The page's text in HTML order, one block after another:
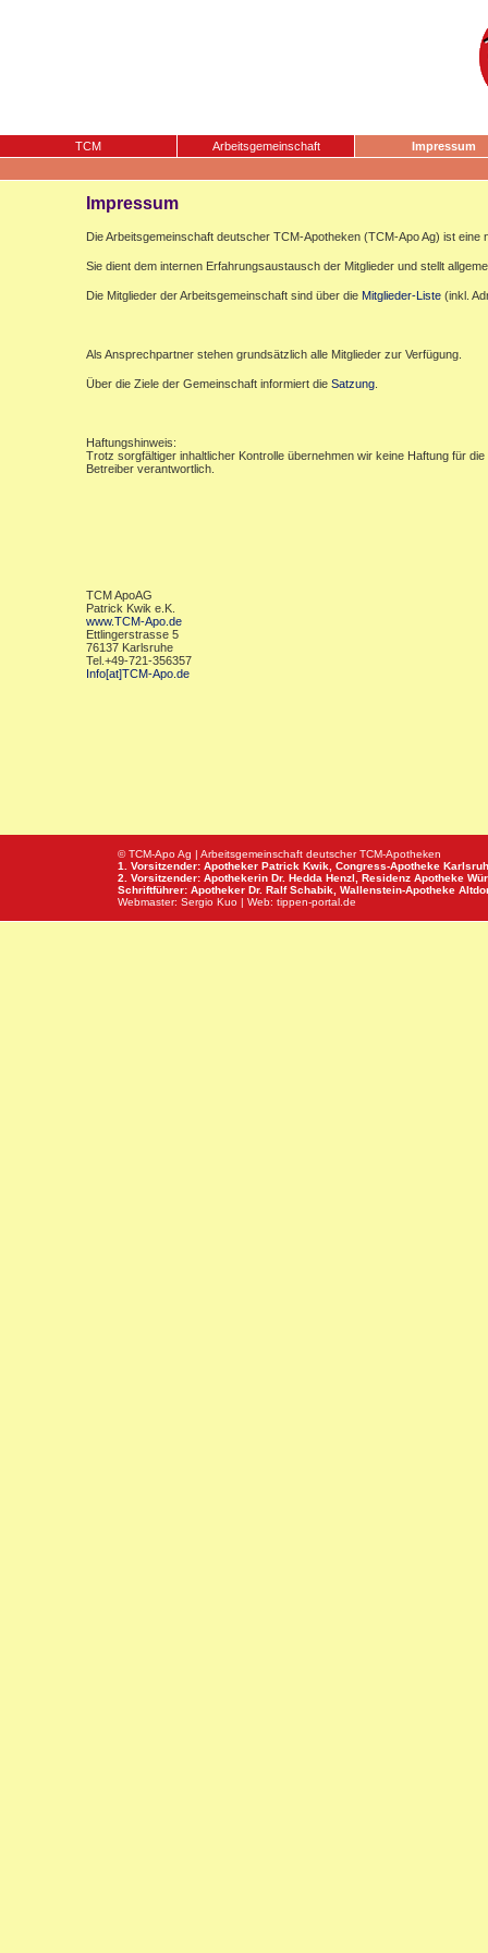
TCM Arbeitsgemeinschaft Impressum
Impressum
Die Arbeitsgemeinschaft deutscher TCM-Apotheken (TCM-Apo Ag) ist eine
Sie dient dem internen Erfahrungsaustausch der Mitglieder und stellt
Die Mitglieder der Arbeitsgemeinschaft sind über die Mitglieder-Liste (inkl.
Als Ansprechpartner stehen grundsätzlich alle Mitglieder zur Verfügung.
Über die Ziele der Gemeinschaft informiert die Satzung
Haftungshinweis:
Trotz sorgfältiger inhaltlicher Kontrolle übernehmen wir keine Haftung für
Betreiber verantwortlich.
TCM ApoAG
Patrick Kwik e.K.
www.TCM-Apo.de
Ettlingerstrasse 5
76137 Karlsruhe
Tel.+49-721-356357
Info[at]TCM-Apo.de
© TCM-Apo Ag | Arbeitsgemeinschaft deutscher TCM-Apotheken
1. Vorsitzender: Apotheker Patrick Kwik, Congress-Apotheke
2. Vorsitzender: Apothekerin Dr. Hedda Henzl, Residenz Apotheke
Schriftführer: Apotheker Dr. Ralf Schabik, Wallenstein-Apotheke
Webmaster: Sergio Kuo | Web: tippen-portal.de